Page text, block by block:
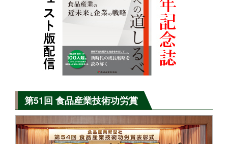
第51回 食品産業技術功労賞